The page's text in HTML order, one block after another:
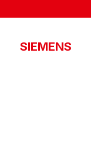
SIEMENS